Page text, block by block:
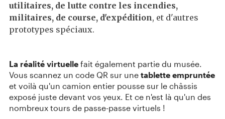
utilitaires, de lutte contre les incendies,
militaires, de course, d'expédition, et d'autres
prototypes spéciaux.
La réalité virtuelle fait également partie du musée.
Vous scannez un code QR sur une tablette empruntée
et voilà qu'un camion entier pousse sur le châssis
exposé juste devant vos yeux. Et ce n'est là qu'un des
nombreux tours de passe-passe virtuels !